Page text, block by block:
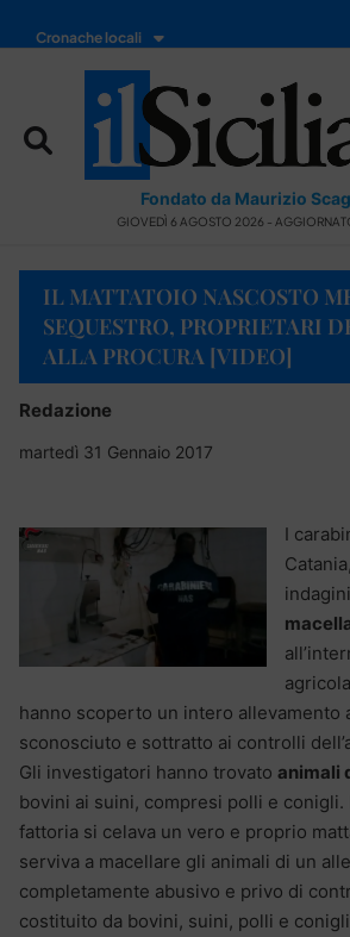
Cronache locali
Fondato da Maurizio
GIOVEDÌ 6 AGOSTO 2026 -
IL MATTATOIO NASCOSTO
SEQUESTRO, PROPRIETARI
ALLA PROCURA [VIDEO]
Redazione
martedì 31 Gennaio 2017
I
hanno scoperto un intero allevamento
sconosciuto e sottratto ai controlli
Gli investigatori hanno trovato animali
bovini ai suini, compresi polli e
fattoria si celava un vero e proprio
serviva a macellare gli animali di un
completamente abusivo e privo di
costituito da bovini, suini, polli e